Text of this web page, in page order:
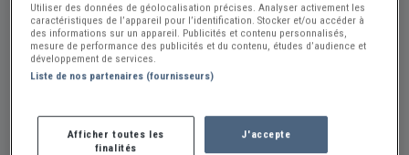
Réf : A539747 Actualisée le : 14/07/2026
Mercedes SSK âge d'or Solido
15 €
Utiliser des données de géolocalisation précises. Analyser activement les
caractéristiques de l’appareil pour l’identification. Stocker et/ou accéder à
des informations sur un appareil. Publicités et contenu personnalisés,
mesure de performance des publicités et du contenu, études d’audience et
développement de services.
Liste de nos partenaires (fournisseurs)
Afficher toutes les
finalités
J'accepte